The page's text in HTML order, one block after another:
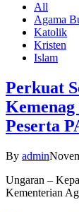
All
Agama
Katolik
Kristen
Islam
Perkuat
Peserta
By admin
Ungaran –
Kementerian